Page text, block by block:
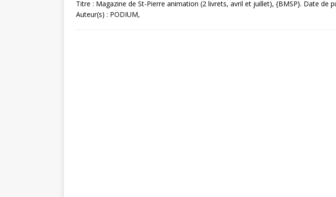
Titre : Magazine de St-Pierre animation (2 livrets, avril et juillet), {BMSP}. Date de
Auteur(s) : PODIUM,